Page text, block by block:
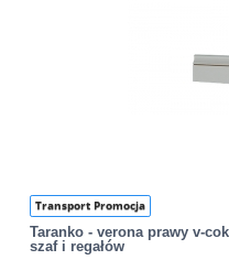
Transport Promocja
Taranko - verona prawy v-
szaf i regałów